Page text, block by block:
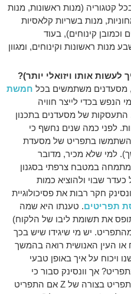
קטגוריה (מנות ראשונות, מנות
מנות בשריות קלאסיות
וכמובן קינוחים), בעוד
מנות ראשונות וקינוחים, ומגוון
אותו ויזואלי יותר)?
מסעדנים משתמשים בכל חמשת
הנפש בכדי לייצר חוויה
התעסקות של מסעדנים בתכנון
לפני כמה שנים נחשף כי
השתמשו בתפריט של מסעדת
למי שלא מכיר, מדובר
במטבח צרפתי בסגנון
כעדר שבוי ולהוציא כמות
חקר רבות את פסיכולוגיית
תפריטים. טענתו היא שמה
את תשומת ליבו של הלקוח)
יש מי שיגידו שיש בכך
או העין האנושית רואה בהמשך
ויכוח על איך באופן טבעי
אך וונסינק סבור כי
"אנשים סורקים בדרך כלל את התפריט בצורה של Z אם התפריט